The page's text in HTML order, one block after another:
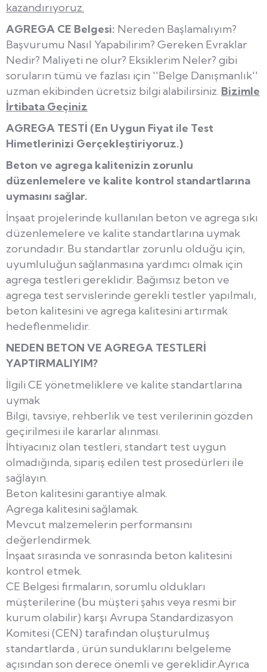
kazandırıyoruz.
AGREGA CE Belgesi: Nereden Başlamalıyım?
Başvurumu Nasıl Yapabilirim? Gereken Evraklar
Nedir? Maliyeti ne olur? Eksiklerim Neler? gibi
soruların tümü ve fazlası için ''Belge Danışmanlık''
uzman ekibinden ücretsiz bilgi alabilirsiniz. Bizimle
İrtibata Geçiniz
AGREGA TESTİ (En Uygun Fiyat ile Test
Himetlerinizi Gerçekleştiriyoruz.)
Beton ve agrega kalitenizin zorunlu
düzenlemelere ve kalite kontrol standartlarına
uymasını sağlar.
İnşaat projelerinde kullanılan beton ve agrega sıkı
düzenlemelere ve kalite standartlarına uymak
zorundadır. Bu standartlar zorunlu olduğu için,
uyumluluğun sağlanmasına yardımcı olmak için
agrega testleri gereklidir. Bağımsız beton ve
agrega test servislerinde gerekli testler yapılmalı,
beton kalitesini ve agrega kalitesini artırmak
hedeflenmelidir.
NEDEN BETON VE AGREGA TESTLERİ
YAPTIRMALIYIM?
İlgili CE yönetmeliklere ve kalite standartlarına
uymak
Bilgi, tavsiye, rehberlik ve test verilerinin gözden
geçirilmesi ile kararlar alınması.
İhtiyacınız olan testleri, standart test uygun
olmadığında, sipariş edilen test prosedürleri ile
sağlayın.
Beton kalitesini garantiye almak.
Agrega kalitesini sağlamak.
Mevcut malzemelerin performansını
değerlendirmek.
İnşaat sırasında ve sonrasında beton kalitesini
kontrol etmek.
CE Belgesi firmaların, sorumlu oldukları
müşterilerine (bu müşteri şahıs veya resmi bir
kurum olabilir) karşı Avrupa Standardizasyon
Komitesi (CEN) tarafından oluşturulmuş
standartlarda , ürün sunduklarını belgeleme
açısından son derece önemli ve gereklidir.Ayrıca